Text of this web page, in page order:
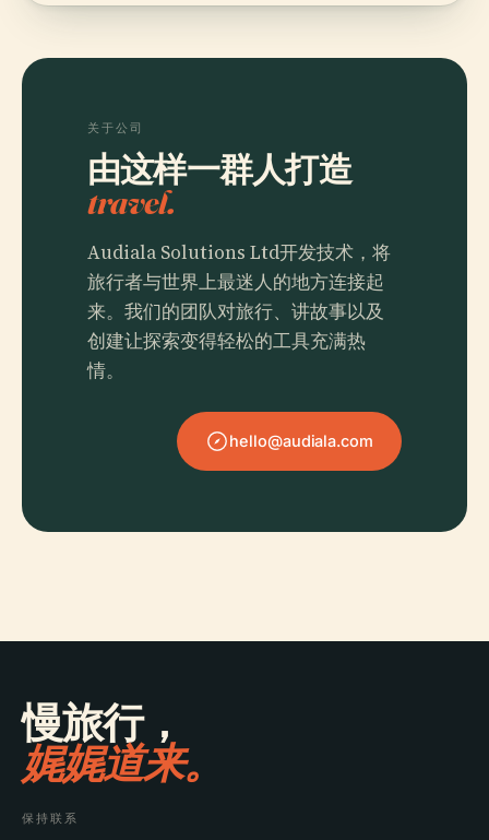
关于公司
由这样一群人打造
travel.
Audiala Solutions Ltd开发技术，将
旅行者与世界上最迷人的地方连接起
来。我们的团队对旅行、讲故事以及
创建让探索变得轻松的工具充满热
情。
hello@audiala.com
慢旅行，
娓娓道来。
保持联系